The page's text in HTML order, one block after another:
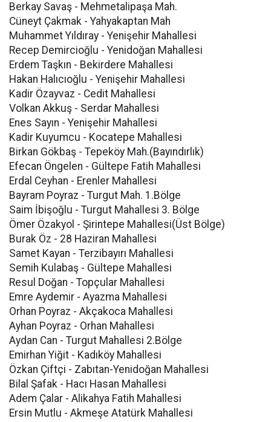
Berkay Savaş - Mehmetalipaşa Mah.
Cüneyt Çakmak - Yahyakaptan Mah
Muhammet Yıldıray - Yenişehir Mahallesi
Recep Demircioğlu - Yenidoğan Mahallesi
Erdem Taşkın - Bekirdere Mahallesi
Hakan Halıcıoğlu - Yenişehir Mahallesi
Kadir Özayvaz - Cedit Mahallesi
Volkan Akkuş - Serdar Mahallesi
Enes Sayın - Yenişehir Mahallesi
Kadir Kuyumcu - Kocatepe Mahallesi
Birkan Gökbaş - Tepeköy Mah.(Bayındırlık)
Efecan Öngelen - Gültepe Fatih Mahallesi
Erdal Ceyhan - Erenler Mahallesi
Bayram Poyraz - Turgut Mah. 1.Bölge
Saim İbişoğlu - Turgut Mahallesi 3. Bölge
Ömer Özakyol - Şirintepe Mahallesi(Üst Bölge)
Burak Öz - 28 Haziran Mahallesi
Samet Kayan - Terzibayırı Mahallesi
Semih Kulabaş - Gültepe Mahallesi
Resul Doğan - Topçular Mahallesi
Emre Aydemir - Ayazma Mahallesi
Orhan Poyraz - Akçakoca Mahallesi
Ayhan Poyraz - Orhan Mahallesi
Aydan Can - Turgut Mahallesi 2.Bölge
Emirhan Yiğit - Kadıköy Mahallesi
Özkan Çiftçi - Zabıtan-Yenidoğan Mahallesi
Bilal Şafak - Hacı Hasan Mahallesi
Adem Çalar - Alikahya Fatih Mahallesi
Ersin Mutlu - Akmeşe Atatürk Mahallesi